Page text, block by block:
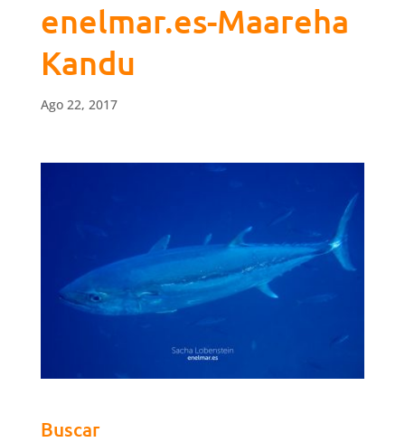
enelmar.es-Maareha
Kandu
Ago 22, 2017
Buscar